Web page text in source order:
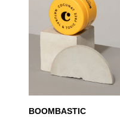
BOOMBASTIC